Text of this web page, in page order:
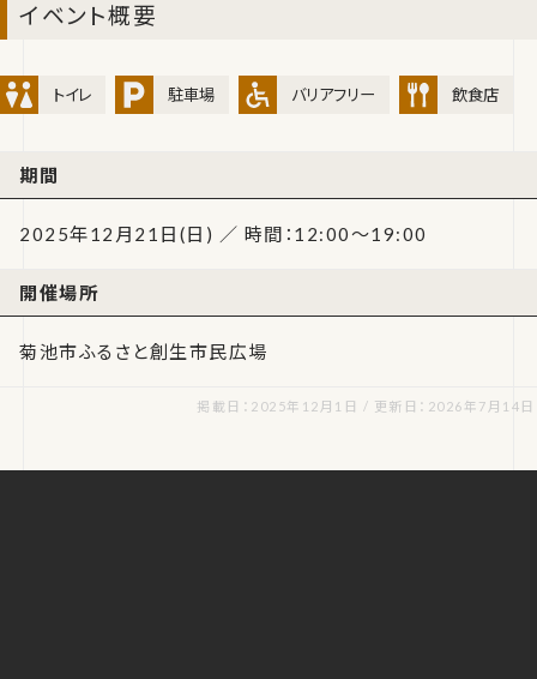
イベント概要
トイレ 駐車場 バリアフリー 飲食店
期間
2025年12月21日(日) ／ 時間：12:00～19:00
開催場所
菊池市ふるさと創生市民広場
掲載日：2025年12月1日 / 更新日：2026年7月14日